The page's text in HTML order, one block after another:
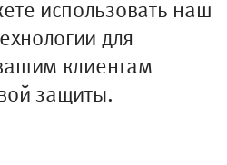
использовать наш
для
клиентам
защиты.